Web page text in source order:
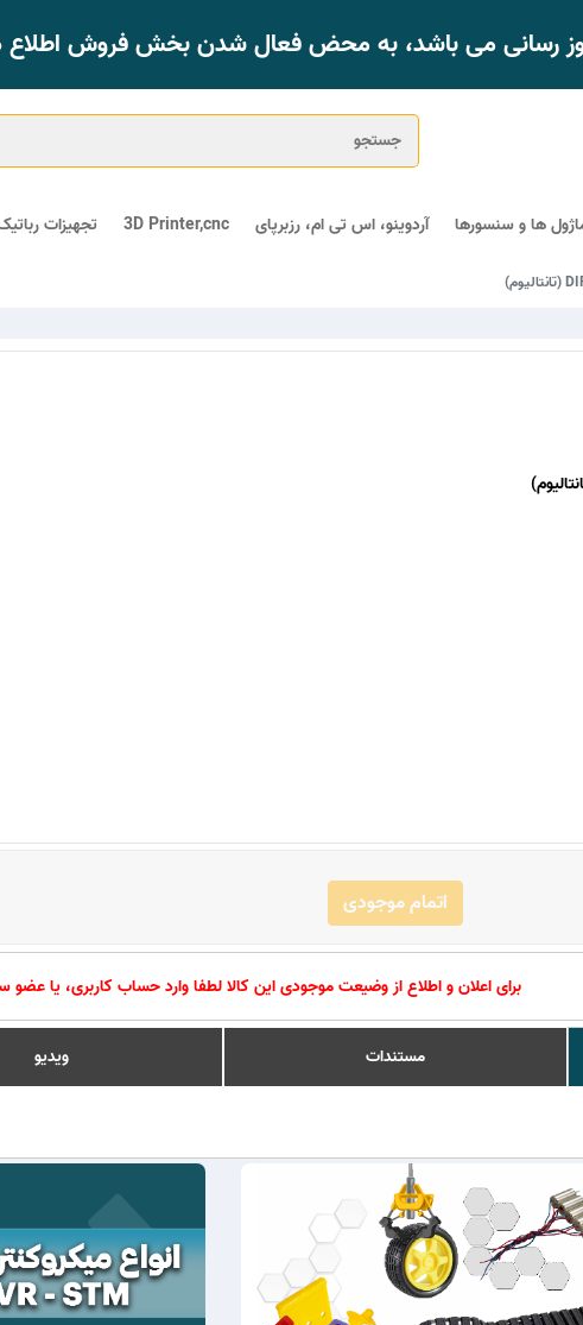
رسانی می باشد، به محض فعال شدن بخش فروش اطلاع
ها و سنسورها آردوینو، اس تی ام، رزبرپای 3D Printer,cnc تجهیزات
اتمام موجودی
برای اعلان و اطلاع از وضیعت موجودی این کالا لطفا وارد حساب کاربری، یا
مستندات ویدیو